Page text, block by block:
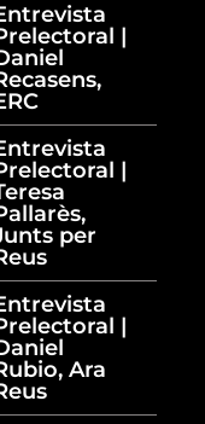
|
|
per
|
Ara